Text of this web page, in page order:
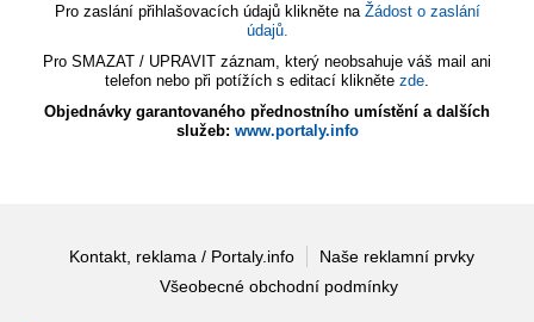
Pro zaslání přihlašovacích údajů klikněte na Žádost o zaslání
údajů.
Pro SMAZAT / UPRAVIT záznam, který neobsahuje váš mail ani
telefon nebo při potížích s editací klikněte zde.
Objednávky garantovaného přednostního umístění a dalších
služeb: www.portaly.info
Kontakt, reklama / Portaly.info
Naše reklamní prvky
Všeobecné obchodní podmínky